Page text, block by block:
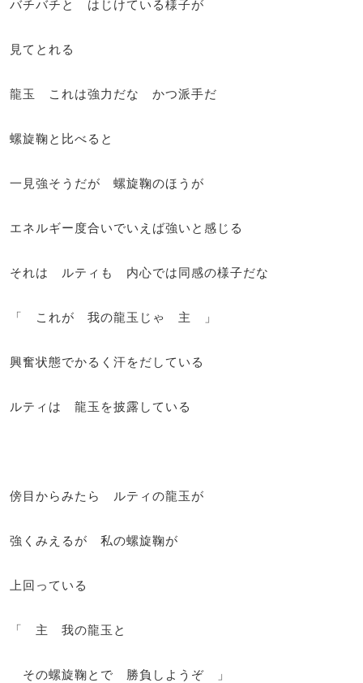
バチバチと はじけている様子が
見てとれる
龍玉 これは強力だな かつ派手だ
螺旋鞠と比べると
一見強そうだが 螺旋鞠のほうが
エネルギー度合いでいえば強いと感じる
それは ルティも 内心では同感の様子だな
「 これが 我の龍玉じゃ 主 」
興奮状態でかるく汗をだしている
ルティは 龍玉を披露している
傍目からみたら ルティの龍玉が
強くみえるが 私の螺旋鞠が
上回っている
「 主 我の龍玉と
その螺旋鞠とで 勝負しようぞ 」